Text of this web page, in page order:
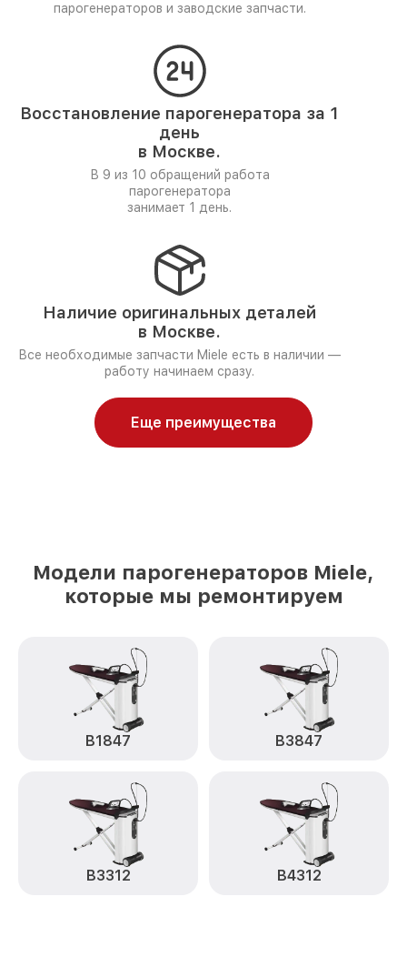
парогенераторов и заводские запчасти.
Восстановление парогенератора за 1
день
в Москве.
В 9 из 10 обращений работа
парогенератора
занимает 1 день.
Наличие оригинальных деталей
в Москве.
Все необходимые запчасти Miele есть в наличии —
работу начинаем сразу.
Еще преимущества
Модели парогенераторов Miele,
которые мы ремонтируем
B1847 B3847
B3312 B4312